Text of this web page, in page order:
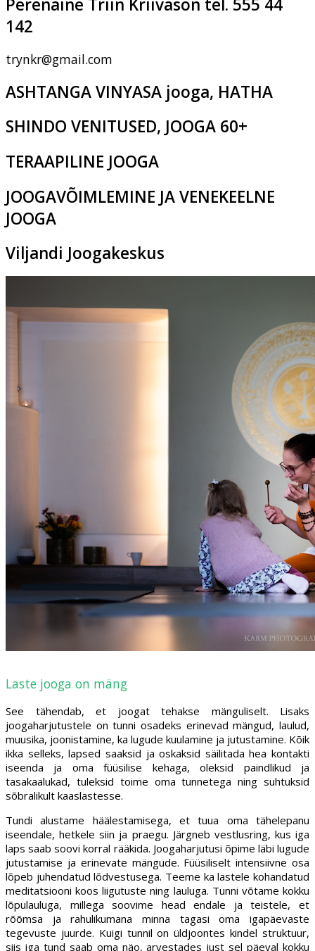
Perenaine Triin Kriivason tel. 555 44
142
trynkr@gmail.com
ASHTANGA VINYASA jooga, HATHA
SHINDO VENITUSED, JOOGA 60+
TERAAPILINE JOOGA
JOOGAVÕIMLEMINE JA VENEKEELNE
JOOGA
Viljandi Joogakeskus
Oled oodatud!
Laste jooga on mäng
See tähendab, et joogat tehakse mänguliselt. Lisaks
joogaharjutustele on tunni osadeks erinevad mängud, laulud,
muusika, joonistamine, ka lugude kuulamine ja jutustamine. Kõik
ikka selleks, lapsed saaksid ja oskaksid säilitada hea kontakti
iseenda ja oma füüsilise kehaga, oleksid paindlikud ja
tasakaalukad, tuleksid toime oma tunnetega ning suhtuksid
sõbralikult kaaslastesse.
Tundi alustame häälestamisega, et tuua oma tähelepanu
iseendale, hetkele siin ja praegu. Järgneb vestlusring, kus iga
laps saab soovi korral rääkida. Joogaharjutusi õpime läbi lugude
jutustamise ja erinevate mängude. Füüsiliselt intensiivne osa
lõpeb juhendatud lõdvestusega. Teeme ka lastele kohandatud
meditatsiooni koos liigutuste ning lauluga. Tunni võtame kokku
lõpulauluga, millega soovime head endale ja teistele, et
rõõmsa ja rahulikumana minna tagasi oma igapäevaste
tegevuste juurde. Kuigi tunnil on üldjoontes kindel struktuur,
siis iga tund saab oma näo, arvestades just sel päeval kokku